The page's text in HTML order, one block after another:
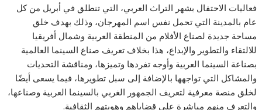
فعاليات الاحتفال بشهر التراث العربي، التي تنطلق في أبريل من كل
عام بالمدينة التي تحمل نفس اسم المهرجان، وذلك بهدف خلق
مساحة جديدة لصناع الأفلام من المنطقة العربية وشمال أفريقيا
للالتقاء والتطوير والإبداع، هذا بخلاف تعريف صناع السينما العالمية
بصناعة السينما العربية وأوجه تفردها وتميزها، ومناقشة التحديات
والمشاكل التي تواجهها بالإضافة إلى سبل تطويرها، فيما يسعى أيضًا
لخلق منصة معرفية لتعريف الجمهور الغربي بالسينما العربية وصناعها،
والتعرف منهم مباشرة على قضاياهم وهويتهم الثقافية.